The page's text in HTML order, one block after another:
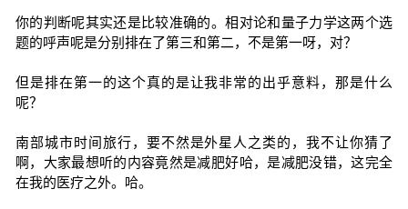
你的判断呢其实还是比较准确的。相对论和量子力学这两个选
题的呼声呢是分别排在了第三和第二，不是第一呀，对？
但是排在第一的这个真的是让我非常的出乎意料，那是什么
呢？
南部城市时间旅行，要不然是外星人之类的，我不让你猜了
啊，大家最想听的内容竟然是减肥好哈，是减肥没错，这完全
在我的医疗之外。哈。